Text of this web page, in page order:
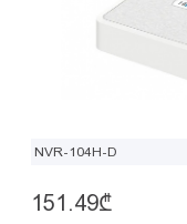
NVR-104H-D
151.49₾